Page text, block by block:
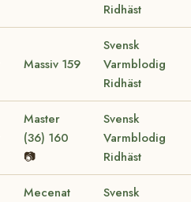
Ridhäst
Massiv 159
Svensk
Varmblodig
Ridhäst
Master
(36) 160
📷
Svensk
Varmblodig
Ridhäst
Mecenat
Svensk